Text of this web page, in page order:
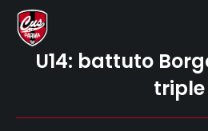
U14: battuto
triple